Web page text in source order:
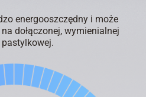
energooszczędny i może
dołączonej, wymienialnej
pastylkowej.